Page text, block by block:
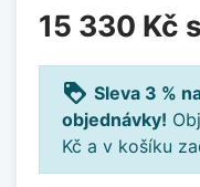
15 330 Kč
loyalty Sleva 3 %
objednávky!
Kč a v košíku